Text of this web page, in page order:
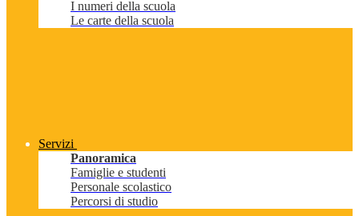
I numeri della scuola
Le carte della scuola
Servizi
Panoramica
Famiglie e studenti
Personale scolastico
Percorsi di studio